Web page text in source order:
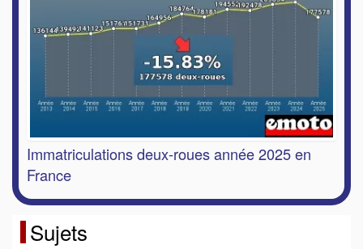
Immatriculations deux-roues année 2025 en
France
Sujets